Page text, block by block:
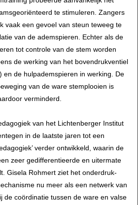
te stimuleren. Zangers
vaak een gevoel van steun teweeg te
van de ademspieren. Echter als de
tot controle van de stem worden
de werking van het bovendrukventiel
en de hulpademspieren in werking. De
van de ware stemplooien is
verminderd.
van het Lichtenberger Institut
in de laatste jaren tot een
verder ontwikkeld, waarin de
zeer gedifferentieerde en uitermate
Gisela Rohmert ziet het onderdruk-
nu meer als een netwerk van
de coördinatie tussen de ware en valse